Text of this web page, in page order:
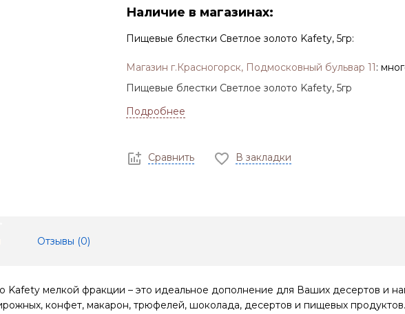
Наличие в магазинах:
Пищевые блестки Светлое золото Kafety, 5гр:
Магазин г.Красногорск, Подмосковный бульвар 11:
Пищевые блестки Светлое золото Kafety, 5гр
Подробнее
Сравнить В закладки
Отзывы (0)
Kafety мелкой фракции – это идеальное дополнение для Ваших десертов и
конфет, макарон, трюфелей, шоколада, десертов и пищевых